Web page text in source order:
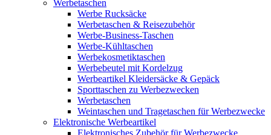
Werbetaschen
Werbe Rucksäcke
Werbetaschen & Reisezubehör
Werbe-Business-Taschen
Werbe-Kühltaschen
Werbekosmetiktaschen
Werbebeutel mit Kordelzug
Werbeartikel Kleidersäcke & Gepäck
Sporttaschen zu Werbezwecken
Werbetaschen
Weintaschen und Tragetaschen für Werbezwecke
Elektronische Werbeartikel
Elektronisches Zubehör für Werbezwecke